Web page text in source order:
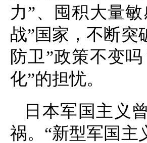
力”、囤积大量
战”国家，不断突
防卫”政策不变
化”的担忧。
日本军国主义
祸。“新型军国主